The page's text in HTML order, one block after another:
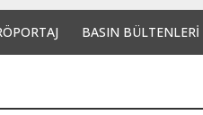
BASIN BÜLTENLERI